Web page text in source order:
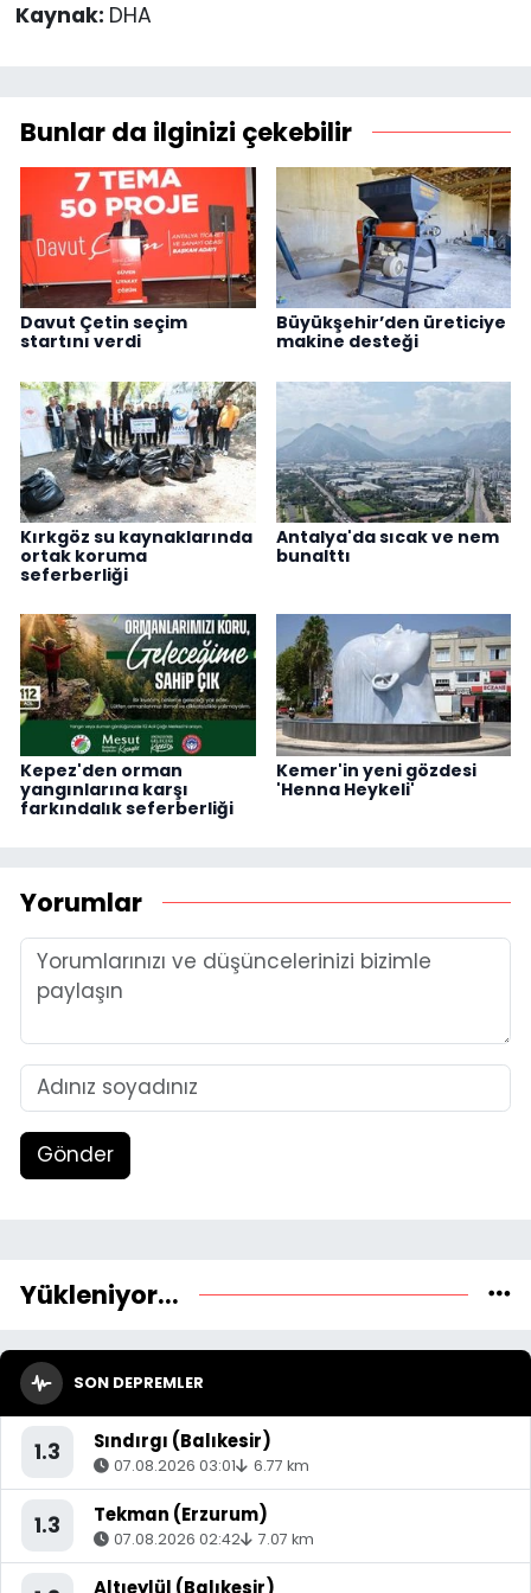
Kaynak: DHA
Bunlar da ilginizi çekebilir
Davut Çetin seçim
startını verdi
Büyükşehir’den üreticiye
makine desteği
Kırkgöz su kaynaklarında
ortak koruma
seferberliği
Antalya'da sıcak ve nem
bunalttı
Kepez'den orman
yangınlarına karşı
farkındalık seferberliği
Kemer'in yeni gözdesi
'Henna Heykeli'
Yorumlar
Gönder
Yükleniyor...
SON DEPREMLER
1.3 Sındırgı (Balıkesir)
07.08.2026 03:01 6.77 km
1.3 Tekman (Erzurum)
07.08.2026 02:42 7.07 km
Altıeylül (Balıkesir)